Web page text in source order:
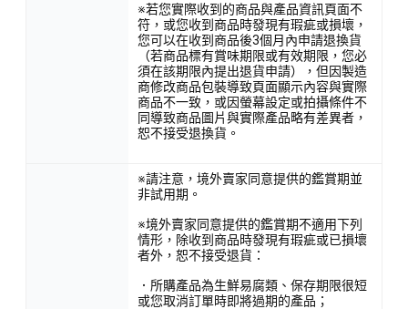
※若您實際收到的商品與產品資訊頁面不
符，或您收到商品時發現有瑕疵或損壞，
您可以在收到商品後3個月內申請退換貨
（若商品標有賞味期限或有效期限，您必
須在該期限內提出退貨申請），但因製造
商修改商品包裝導致頁面顯示內容與實際
商品不一致，或因螢幕設定或拍攝條件不
同導致商品圖片與實際產品略有差異者，
恕不接受退換貨。
※請注意，境外賣家同意提供的鑑賞期並
非試用期。
※境外賣家同意提供的鑑賞期不適用下列
情形，除收到商品時發現有瑕疵或已損壞
者外，恕不接受退貨：
．所購產品為生鮮易腐類、保存期限很短
或您取消訂單時即將過期的產品；